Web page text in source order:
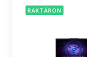
RAKTÁRON